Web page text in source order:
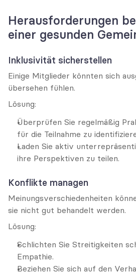
Herausforderungen
einer gesunden
Inklusivität sicherstellen
Einige Mitglieder könnten sich
übersehen fühlen.
Lösung:
Überprüfen Sie regelmäßig
für die Teilnahme zu
Laden Sie aktiv
ihre Perspektiven zu teilen.
Konflikte managen
Meinungsverschiedenheiten
sie nicht gut behandelt werden.
Lösung:
Schlichten Sie Streitigkeiten
Empathie.
Beziehen Sie sich auf den